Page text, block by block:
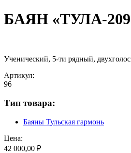
БАЯН «ТУЛА-
Ученический, 5-ти рядный,
Артикул:
96
Тип товара:
Баяны Тульская гармонь
Цена:
42 000,00 ₽